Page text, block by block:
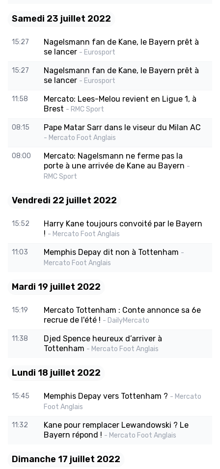
Samedi 23 juillet 2022
15:27
Nagelsmann fan de Kane, le Bayern prêt à
se lancer - Eurosport
15:27
Nagelsmann fan de Kane, le Bayern prêt à
se lancer - Eurosport
11:58
Mercato: Lees-Melou revient en Ligue 1, à
Brest - RMC Sport
08:15 Pape Matar Sarr dans le viseur du Milan AC
- Mercato Foot Anglais
08:00
Mercato: Nagelsmann ne ferme pas la
porte à une arrivée de Kane au Bayern -
RMC Sport
Vendredi 22 juillet 2022
15:52
Harry Kane toujours convoité par le Bayern
! - Mercato Foot Anglais
11:03 Memphis Depay dit non à Tottenham -
Mercato Foot Anglais
Mardi 19 juillet 2022
15:19
Mercato Tottenham : Conte annonce sa 6e
recrue de l'été ! - DailyMercato
11:38
Djed Spence heureux d’arriver à
Tottenham - Mercato Foot Anglais
Lundi 18 juillet 2022
15:45 Memphis Depay vers Tottenham ? - Mercato
Foot Anglais
11:32
Kane pour remplacer Lewandowski ? Le
Bayern répond ! - Mercato Foot Anglais
Dimanche 17 juillet 2022